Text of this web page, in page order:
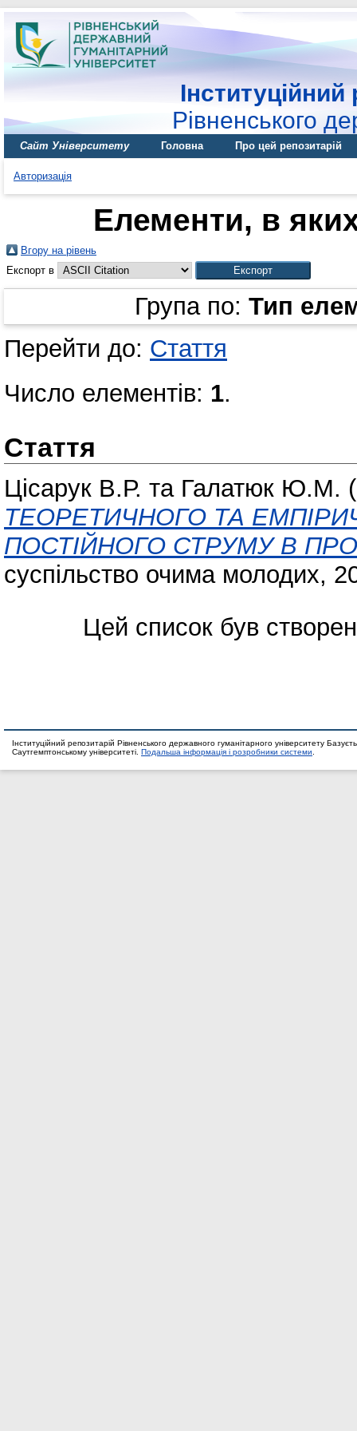
Інституційний
Рівненського
Сайт Університету Головна Про цей репозитарій
Авторизація
Елементи, в
Вгору на рівень
Експорт в
Група по: Тип
Перейти до: Стаття
Число елементів: 1.
Стаття
Цісарук В.Р. та Галатюк Ю.М.
ТЕОРЕТИЧНОГО ТА
ПОСТІЙНОГО СТРУМУ В
суспільство очима молодих,
Цей список був
Інституційний репозитарій Рівненського державного гуманітарного університету
Саутгемптонському університеті. Подальша інформація і розробники системи